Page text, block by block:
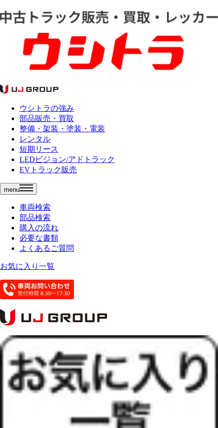
ウシトラの強み
部品販売・買取
整備・架装・塗装・電装
レンタル
短期リース
LEDビジョン/アドトラック
EVトラック販売
menu
車両検索
部品検索
購入の流れ
必要な書類
よくあるご質問
お気に入り一覧